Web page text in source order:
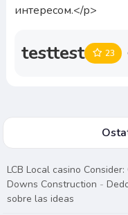
testtest 23
LCB Local casino
Downs Construction -
sobre las ideas